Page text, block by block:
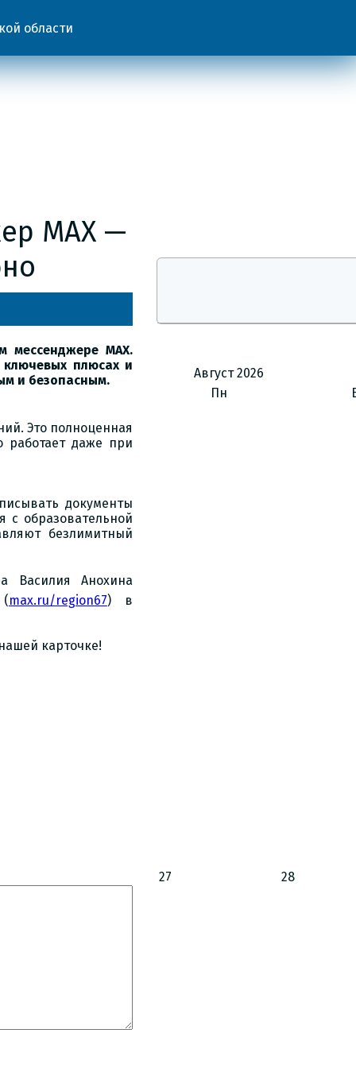
области
MAX —
MAX.
ключевых плюсах и
и безопасным.
Это полноценная
работает даже при
документы
с образовательной
безлимитный
Василия Анохина
(max.ru/region67) в
карточке!
Август 2026
Пн
27 28